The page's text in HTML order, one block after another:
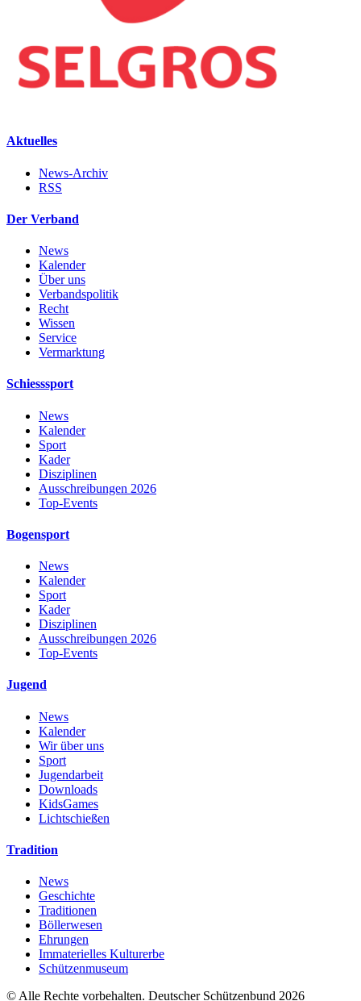
Aktuelles
News-Archiv
RSS
Der Verband
News
Kalender
Über uns
Verbandspolitik
Recht
Wissen
Service
Vermarktung
Schiesssport
News
Kalender
Sport
Kader
Disziplinen
Ausschreibungen 2026
Top-Events
Bogensport
News
Kalender
Sport
Kader
Disziplinen
Ausschreibungen 2026
Top-Events
Jugend
News
Kalender
Wir über uns
Sport
Jugendarbeit
Downloads
KidsGames
Lichtschießen
Tradition
News
Geschichte
Traditionen
Böllerwesen
Ehrungen
Immaterielles Kulturerbe
Schützenmuseum
© Alle Rechte vorbehalten. Deutscher Schützenbund 2026